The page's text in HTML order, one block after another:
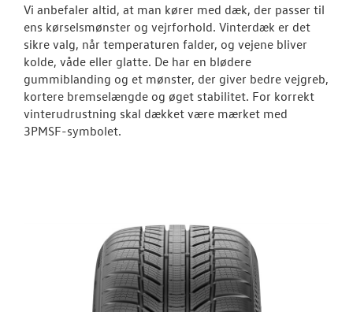
Vi anbefaler altid, at man kører med dæk, der passer til
ens kørselsmønster og vejrforhold. Vinterdæk er det
sikre valg, når temperaturen falder, og vejene bliver
kolde, våde eller glatte. De har en blødere
gummiblanding og et mønster, der giver bedre vejgreb,
kortere bremselængde og øget stabilitet. For korrekt
vinterudrustning skal dækket være mærket med
3PMSF-symbolet.